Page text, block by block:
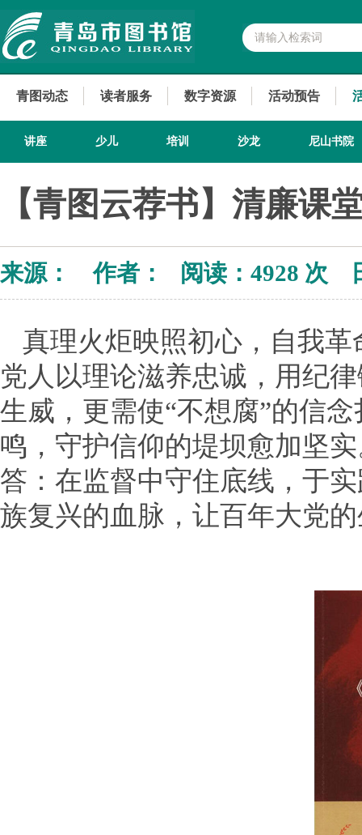
青图动态 读者服务 数字资源 活动预告
讲座 少儿 培训 沙龙 尼山书院
【青图云荐书】清廉
来源： 作者： 阅读： 4928 次
真理火炬映照初心，自我
党人以理论滋养忠诚，用纪
生威，更需使“不想腐”的信
鸣，守护信仰的堤坝愈加坚
答：在监督中守住底线，于
族复兴的血脉，让百年大党